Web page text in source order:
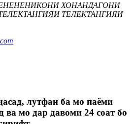
ХОНАНДАГОНИ
ТЕЛЕКТАНГИЯИ
лутфан ба мо паёми
ва мо дар давоми 24 соат бо